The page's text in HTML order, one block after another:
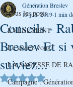
Tous les posts
ÉVÉNEMENT
Le saviez-vous?
LA SAGESSE DE
Campagne :
Conseils -
Breslev Et si
suiviez...
Génération Breslev
15 juil. 2019 1 min
Noté NaN étoiles